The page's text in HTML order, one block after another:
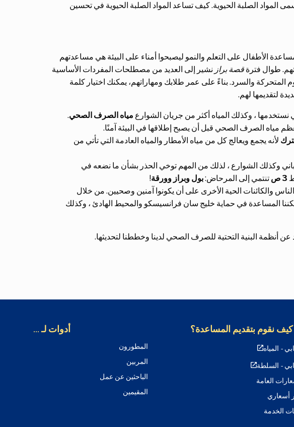
المواد الصلبة الحيوية. كيف تساعد المواد الصلبة الحيوية في تحسين
الأطفال على التعلم والنمو ليصبحوا أمناء على البيئة هي مساعدتهم
طوال فترةقصة براز نشير إلى العديد من مصطلحات المفردات الأساسية
المتحركة والسرد. بناءً على عمر طلابك ومهاراتهم، يمكنك اختيار كلمة
لتقديمها لهم.
نستخدمها ، وكذلك المياه أكثر من جريان الشوارع مياه الصرف الصحي.
مياه الصرف الصحي قبل أن يصبح إطلاقها في البيئة آمنًا.
لأنه يجمع ويعالج كل من مياه الأمطار والمياه العادمة التي تأتي من
وكذلك الشوارع ، لذلك من المهم توخي الحذر بشأن ما نضعه في
3 ص تنتمي إلى المرحاض:بول وبراز وورقة!
والكائنات الحية الأخرى على أن يكونوا آمنين وصحيين. من خلال
المساعدة في حماية خليج سان فرانسيسكو والمحيط الهادئ ، وكذلك
عن أنظمة البنية التحتية للصرف الصحي لدينا وخططنا لتحديثها.
كيف نقوم بتقديم المساعدة؟
- المياه
- السلطة
العامة
أسعاري
الخدمة
أدوات لـ ...
المطورون
المربين
الباحثين عن عمل
المقيمين